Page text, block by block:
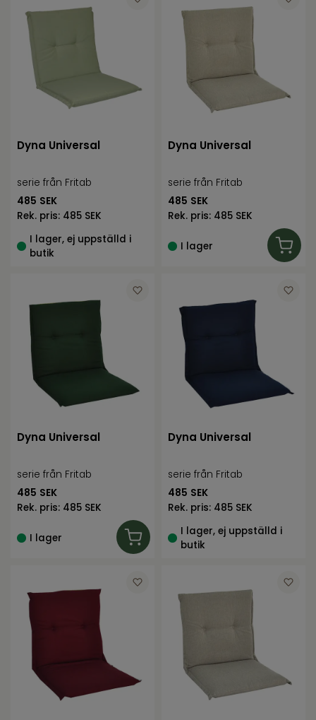
Dyna Universal
serie från Fritab
485 SEK
Rek. pris: 485 SEK
I lager, ej uppställd i
butik
Dyna Universal
serie från Fritab
485 SEK
Rek. pris: 485 SEK
I lager
Dyna Universal
serie från Fritab
485 SEK
Rek. pris: 485 SEK
I lager
Dyna Universal
serie från Fritab
485 SEK
Rek. pris: 485 SEK
I lager, ej uppställd i
butik